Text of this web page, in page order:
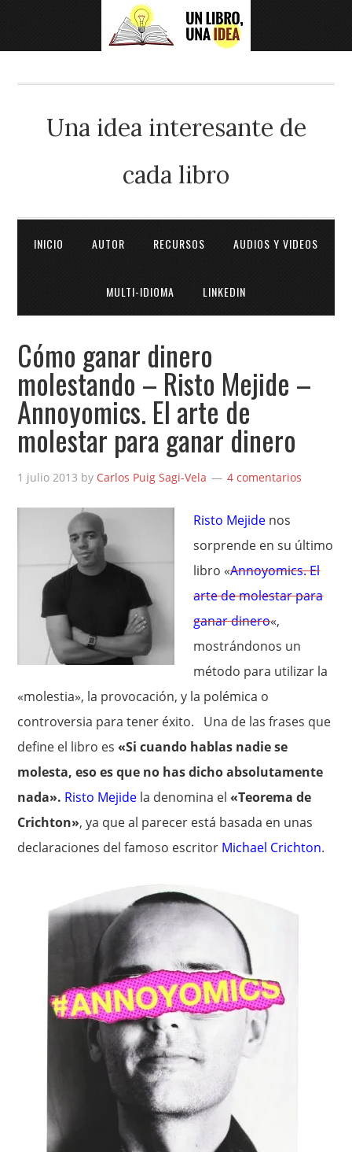
Una idea interesante de
cada libro
INICIO AUTOR RECURSOS AUDIOS Y VIDEOS
MULTI-IDIOMA LINKEDIN
Cómo ganar dinero
molestando – Risto Mejide –
Annoyomics. El arte de
molestar para ganar dinero
1 julio 2013 by Carlos Puig Sagi-Vela 4 comentarios
Risto Mejide nos
sorprende en su último
libro «Annoyomics. El
arte de molestar para
ganar dinero«,
mostrándonos un
método para utilizar la
«molestia», la provocación, y la polémica o
controversia para tener éxito. Una de las frases que
define el libro es«Si cuando hablas nadie se
molesta, eso es que no has dicho absolutamente
nada». Risto Mejide la denomina el«Teorema de
Crichton», ya que al parecer está basada en unas
declaraciones del famoso escritor Michael Crichton.